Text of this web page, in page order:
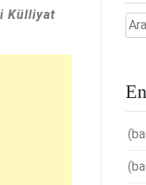
Külliyat